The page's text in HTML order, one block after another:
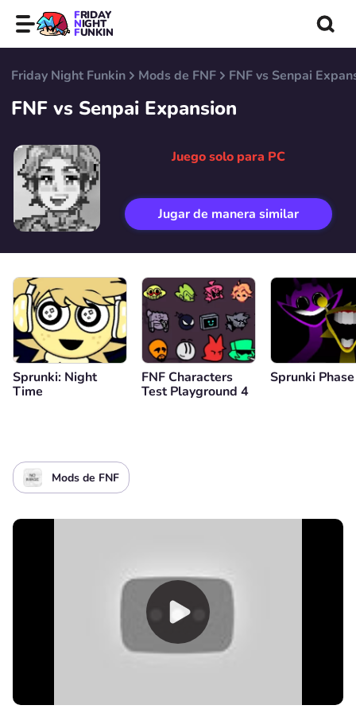
FRIDAY
NIGHT
FUNKIN
Friday Night Funkin Mods de FNF FNF vs Senpai
FNF vs Senpai Expansion
Juego solo para PC
Jugar de manera similar
Sprunki: Night
Time
FNF Characters
Test Playground 4
Sprunki
Mods de FNF